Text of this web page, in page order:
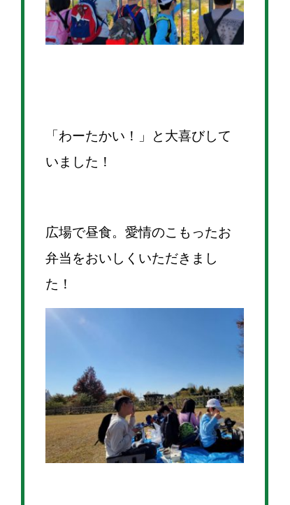
「わーたかい！」と大喜びして
いました！
広場で昼食。愛情のこもったお
弁当をおいしくいただきまし
た！